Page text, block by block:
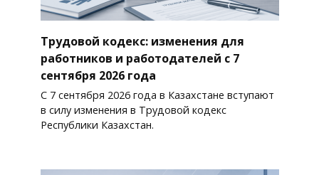
Трудовой кодекс: изменения для
работников и работодателей с 7
сентября 2026 года
С 7 сентября 2026 года в Казахстане вступают
в силу изменения в Трудовой кодекс
Республики Казахстан.